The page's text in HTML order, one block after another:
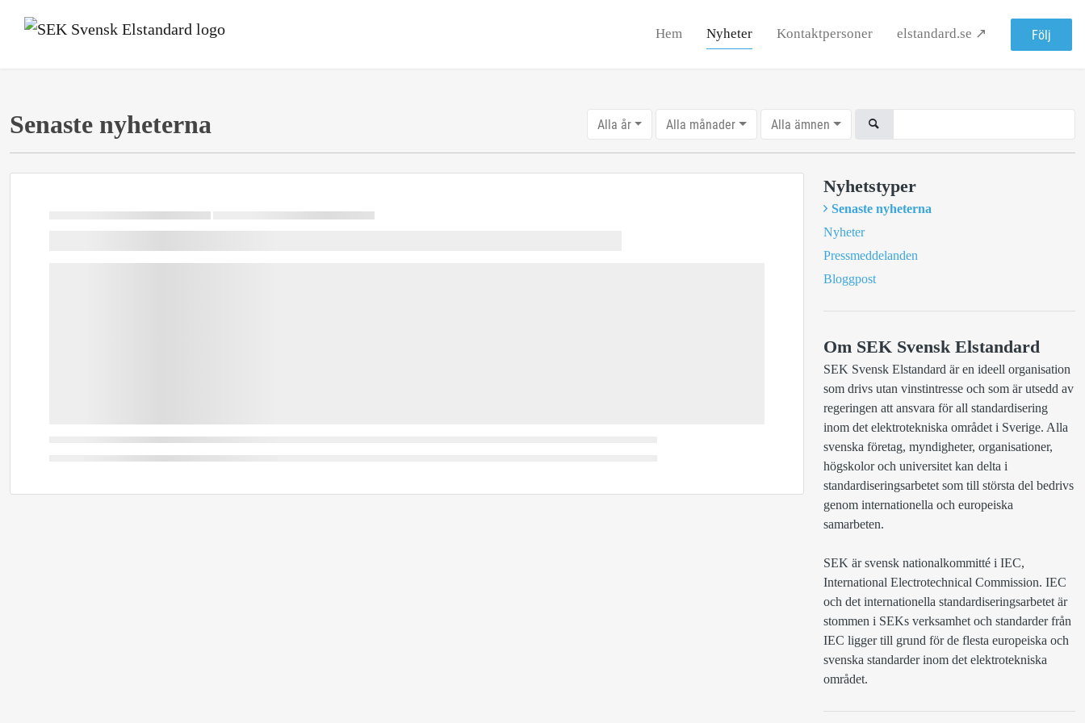
Hem Nyheter Kontaktpersoner elstandard.se ↗ Följ
Senaste nyheterna Alla år Alla månader Alla ämnen
Nyhetstyper
Senaste nyheterna
Nyheter
Pressmeddelanden
Bloggpost
Om SEK Svensk Elstandard
SEK Svensk Elstandard är en ideell organisation
som drivs utan vinstintresse och som är utsedd av
regeringen att ansvara för all standardisering
inom det elektrotekniska området i Sverige. Alla
svenska företag, myndigheter, organisationer,
högskolor och universitet kan delta i
standardiseringsarbetet som till största del bedrivs
genom internationella och europeiska
samarbeten.
SEK är svensk nationalkommitté i IEC,
International Electrotechnical Commission. IEC
och det internationella standardiseringsarbetet är
stommen i SEKs verksamhet och standarder från
IEC ligger till grund för de flesta europeiska och
svenska standarder inom det elektrotekniska
området.